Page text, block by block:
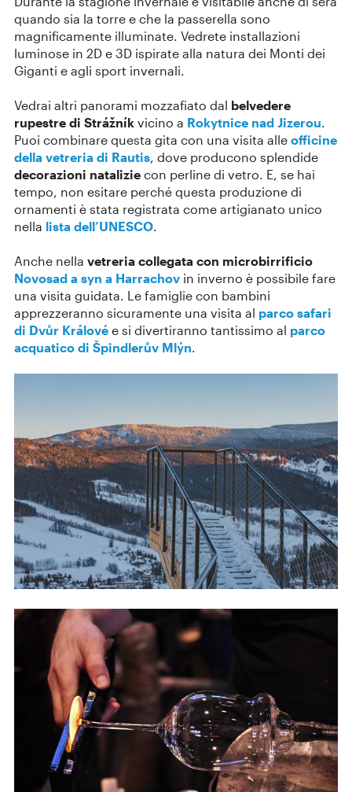
quando sia la torre e che la passerella sono
magnificamente illuminate. Vedrete installazioni
luminose in 2D e 3D ispirate alla natura dei Monti dei
Giganti e agli sport invernali.
Vedrai altri panorami mozzafiato dal belvedere
rupestre di Strážník vicino a Rokytnice nad Jizerou.
Puoi combinare questa gita con una visita alle officine
della vetreria di Rautis, dove producono splendide
decorazioni natalizie con perline di vetro. E, se hai
tempo, non esitare perché questa produzione di
ornamenti è stata registrata come artigianato unico
nella lista dell’UNESCO.
Anche nella vetreria collegata con microbirrificio
Novosad a syn a Harrachov in inverno è possibile fare
una visita guidata. Le famiglie con bambini
apprezzeranno sicuramente una visita al parco safari
di Dvůr Králové e si divertiranno tantissimo al parco
acquatico di Špindlerův Mlýn.